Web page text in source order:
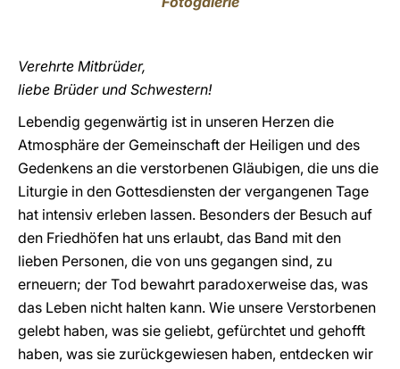
Verehrte Mitbrüder,
liebe Brüder und Schwestern!
Lebendig gegenwärtig ist in unseren Herzen die
Atmosphäre der Gemeinschaft der Heiligen und des
Gedenkens an die verstorbenen Gläubigen, die uns die
Liturgie in den Gottesdiensten der vergangenen Tage
hat intensiv erleben lassen. Besonders der Besuch auf
den Friedhöfen hat uns erlaubt, das Band mit den
lieben Personen, die von uns gegangen sind, zu
erneuern; der Tod bewahrt paradoxerweise das, was
das Leben nicht halten kann. Wie unsere Verstorbenen
gelebt haben, was sie geliebt, gefürchtet und gehofft
haben, was sie zurückgewiesen haben, entdecken wir